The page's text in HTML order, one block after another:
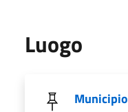
Luogo
Municipio